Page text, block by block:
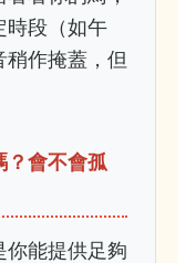
時段（如午
作掩蓋，但
？會不會孤
你能提供足夠